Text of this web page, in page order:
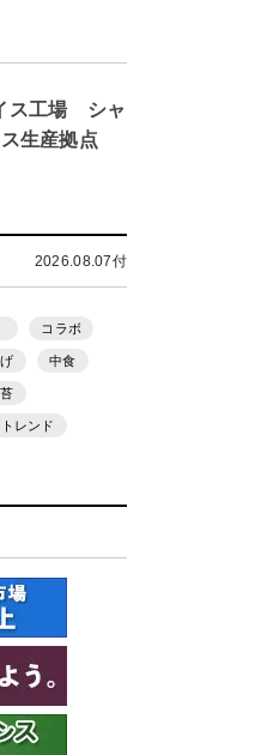
ス工場 シャ
生産拠点
2026.08.07付
コラボ
中食
トレンド